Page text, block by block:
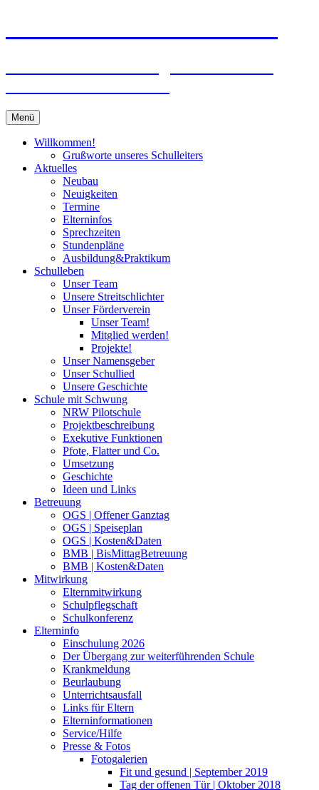
Menü
Willkommen!
Grußworte unseres Schulleiters
Aktuelles
Neubau
Neuigkeiten
Termine
Elterninfos
Sprechzeiten
Stundenpläne
Ausbildung&Praktikum
Schulleben
Unser Team
Unsere Streitschlichter
Unser Förderverein
Unser Team!
Mitglied werden!
Projekte!
Unser Namensgeber
Unser Schullied
Unsere Geschichte
Schule mit Schwung
NRW Pilotschule
Projektbeschreibung
Exekutive Funktionen
Pfote, Flatter und Co.
Umsetzung
Geschichte
Ideen und Links
Betreuung
OGS | Offener Ganztag
OGS | Speiseplan
OGS | Kosten&Daten
BMB | BisMittagBetreuung
BMB | Kosten&Daten
Mitwirkung
Elternmitwirkung
Schulpflegschaft
Schulkonferenz
Elterninfo
Einschulung 2026
Der Übergang zur weiterführenden Schule
Krankmeldung
Beurlaubung
Unterrichtsausfall
Links für Eltern
Elterninformationen
Service/Hilfe
Presse & Fotos
Fotogalerien
Fit und gesund | September 2019
Tag der offenen Tür | Oktober 2018